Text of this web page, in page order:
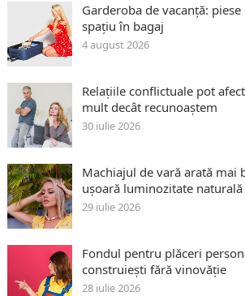
Garderoba de vacanță:
spațiu în bagaj
4 august 2026
Relațiile conflictuale pot
mult decât recunoaștem
30 iulie 2026
Machiajul de vară arată mai
ușoară luminozitate naturală
29 iulie 2026
Fondul pentru plăceri
construiești fără vinovăție
28 iulie 2026